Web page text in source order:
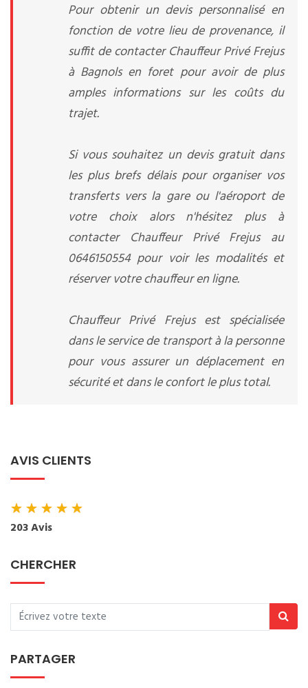
Pour obtenir un devis personnalisé en
fonction de votre lieu de provenance, il
suffit de contacter Chauffeur Privé Frejus
à Bagnols en foret pour avoir de plus
amples informations sur les coûts du
trajet.
Si vous souhaitez un devis gratuit dans
les plus brefs délais pour organiser vos
transferts vers la gare ou l'aéroport de
votre choix alors n'hésitez plus à
contacter Chauffeur Privé Frejus au
0646150554 pour voir les modalités et
réserver votre chauffeur en ligne.
Chauffeur Privé Frejus est spécialisée
dans le service de transport à la personne
pour vous assurer un déplacement en
sécurité et dans le confort le plus total.
AVIS CLIENTS
★★★★★
203 Avis
CHERCHER
PARTAGER